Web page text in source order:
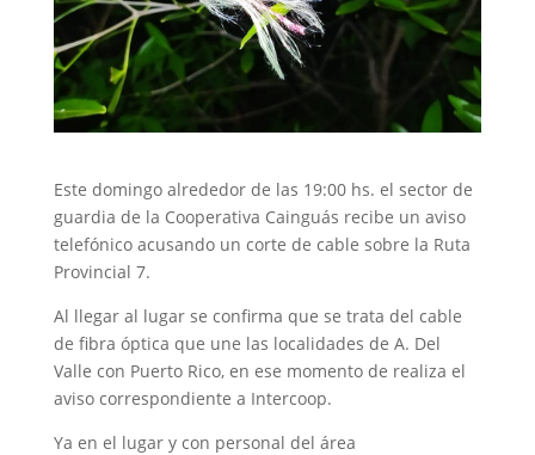
Este domingo alrededor de las 19:00 hs. el sector de
guardia de la Cooperativa Cainguás recibe un aviso
telefónico acusando un corte de cable sobre la Ruta
Provincial 7.
Al llegar al lugar se confirma que se trata del cable
de fibra óptica que une las localidades de A. Del
Valle con Puerto Rico, en ese momento de realiza el
aviso correspondiente a Intercoop.
Ya en el lugar y con personal del área